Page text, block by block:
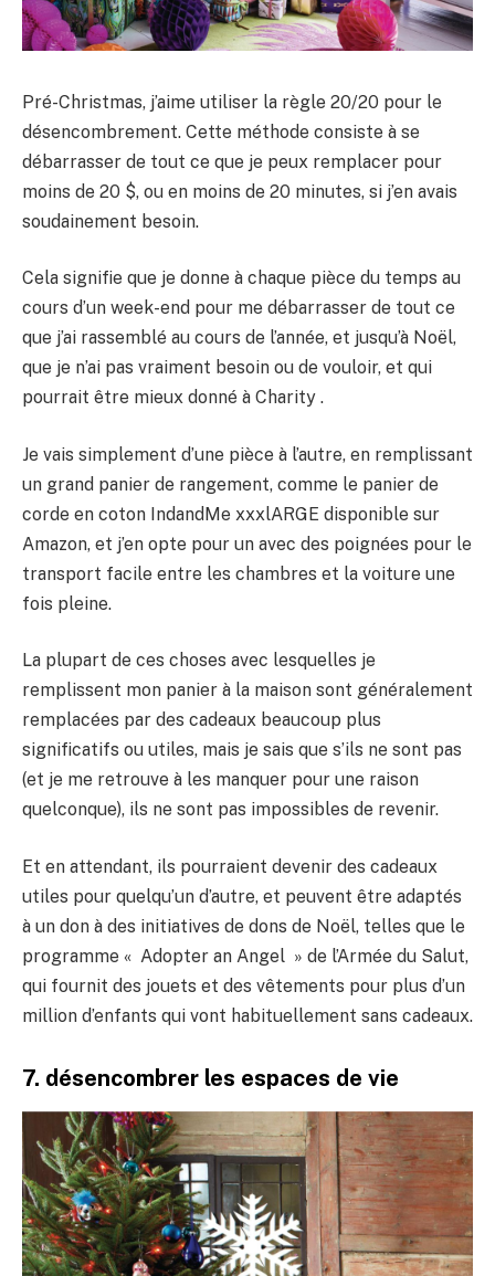
Pré-Christmas, j’aime utiliser la règle 20/20 pour le
désencombrement. Cette méthode consiste à se
débarrasser de tout ce que je peux remplacer pour
moins de 20 $, ou en moins de 20 minutes, si j’en avais
soudainement besoin.
Cela signifie que je donne à chaque pièce du temps au
cours d’un week-end pour me débarrasser de tout ce
que j’ai rassemblé au cours de l’année, et jusqu’à Noël,
que je n’ai pas vraiment besoin ou de vouloir, et qui
pourrait être mieux donné à Charity .
Je vais simplement d’une pièce à l’autre, en remplissant
un grand panier de rangement, comme le panier de
corde en coton IndandMe xxxlARGE disponible sur
Amazon, et j’en opte pour un avec des poignées pour le
transport facile entre les chambres et la voiture une
fois pleine.
La plupart de ces choses avec lesquelles je
remplissent mon panier à la maison sont généralement
remplacées par des cadeaux beaucoup plus
significatifs ou utiles, mais je sais que s’ils ne sont pas
(et je me retrouve à les manquer pour une raison
quelconque), ils ne sont pas impossibles de revenir.
Et en attendant, ils pourraient devenir des cadeaux
utiles pour quelqu’un d’autre, et peuvent être adaptés
à un don à des initiatives de dons de Noël, telles que le
programme « Adopter an Angel » de l’Armée du Salut,
qui fournit des jouets et des vêtements pour plus d’un
million d’enfants qui vont habituellement sans cadeaux.
7. désencombrer les espaces de vie